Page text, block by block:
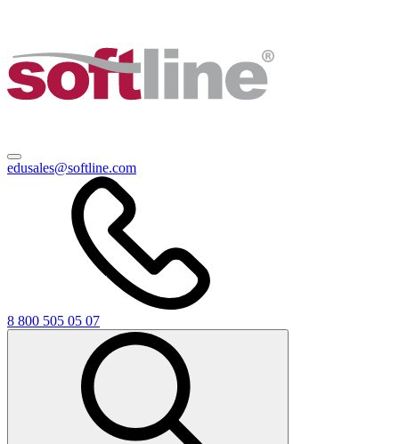
edusales@softline.com
8 800 505 05 07